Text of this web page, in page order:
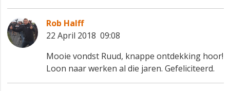
Rob Halff
22 April 2018 09:08
Mooie vondst Ruud, knappe ontdekking hoor!
Loon naar werken al die jaren. Gefeliciteerd.